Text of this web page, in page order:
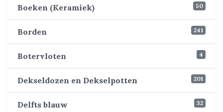
Boeken (Keramiek) 50
Borden 241
Botervloten 4
Dekseldozen en Dekselpotten 201
Delfts blauw 32